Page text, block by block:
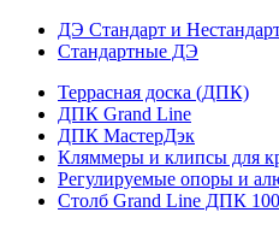
ДЭ Стандарт и
Стандартные ДЭ
Террасная доска (ДПК)
ДПК Grand Line
ДПК МастерДэк
Кляммеры и клипсы для
Регулируемые опоры и
Столб Grand Line ДПК